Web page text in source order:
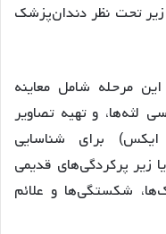
تحت نظر دندان‌پزشک
این مرحله شامل معاینه
لثه‌ها، و تهیه تصاویر
برای شناسایی
زیر پرکردگی‌های قدیمی
شکستگی‌ها و علائم